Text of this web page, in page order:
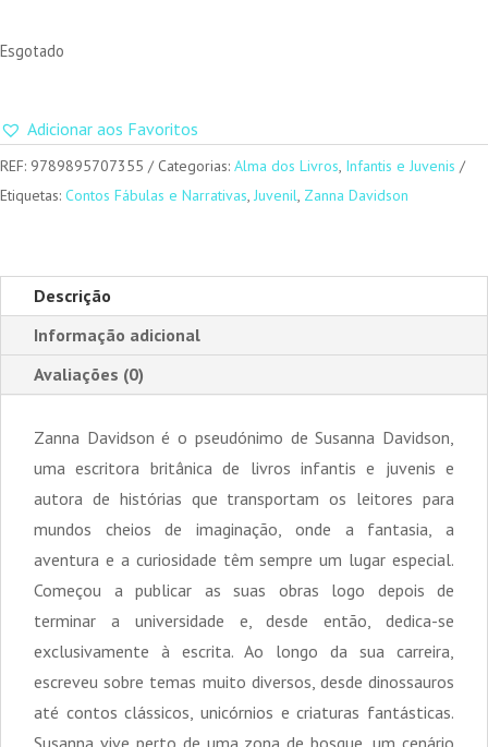
Esgotado
Adicionar aos Favoritos
REF: 9789895707355 Categorias: Alma dos Livros, Infantis e Juvenis
Etiquetas: Contos Fábulas e Narrativas, Juvenil, Zanna Davidson
Descrição
Informação adicional
Avaliações (0)
Zanna Davidson é o pseudónimo de Susanna Davidson,
uma escritora britânica de livros infantis e juvenis e
autora de histórias que transportam os leitores para
mundos cheios de imaginação, onde a fantasia, a
aventura e a curiosidade têm sempre um lugar especial.
Começou a publicar as suas obras logo depois de
terminar a universidade e, desde então, dedica-se
exclusivamente à escrita. Ao longo da sua carreira,
escreveu sobre temas muito diversos, desde dinossauros
até contos clássicos, unicórnios e criaturas fantásticas.
Susanna vive perto de uma zona de bosque, um cenário